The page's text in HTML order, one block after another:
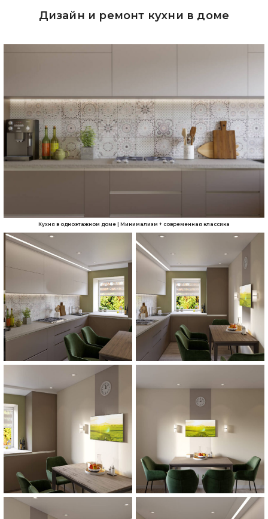
Дизайн и ремонт кухни в доме
Кухня в одноэтажном доме | Минимализм + современная классика